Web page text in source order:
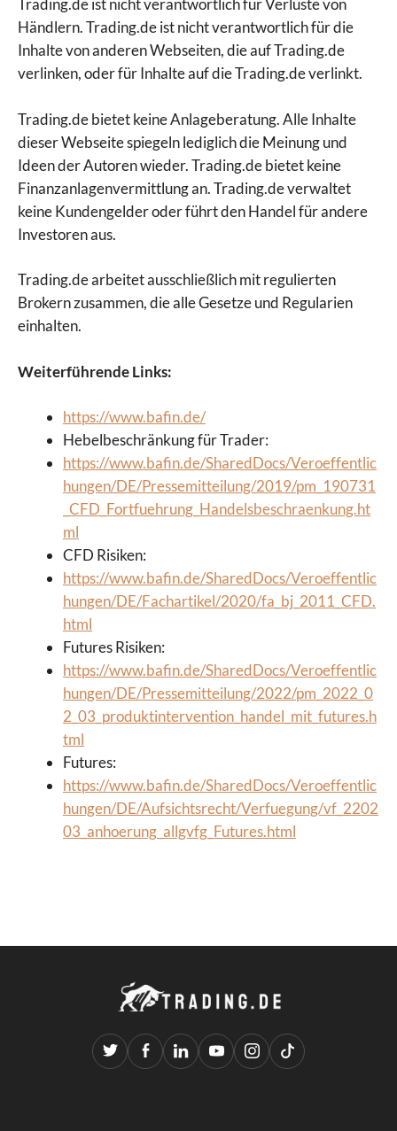
Trading.de ist nicht verantwortlich für Verluste von
Händlern. Trading.de ist nicht verantwortlich für die
Inhalte von anderen Webseiten, die auf Trading.de
verlinken, oder für Inhalte auf die Trading.de verlinkt.
Trading.de bietet keine Anlageberatung. Alle Inhalte
dieser Webseite spiegeln lediglich die Meinung und
Ideen der Autoren wieder. Trading.de bietet keine
Finanzanlagenvermittlung an. Trading.de verwaltet
keine Kundengelder oder führt den Handel für andere
Investoren aus.
Trading.de arbeitet ausschließlich mit regulierten
Brokern zusammen, die alle Gesetze und Regularien
einhalten.
Weiterführende Links:
https://www.bafin.de/
Hebelbeschränkung für Trader:
https://www.bafin.de/SharedDocs/Veroeffentlic
hungen/DE/Pressemitteilung/2019/pm_190731
_CFD_Fortfuehrung_Handelsbeschraenkung.ht
ml
CFD Risiken:
https://www.bafin.de/SharedDocs/Veroeffentlic
hungen/DE/Fachartikel/2020/fa_bj_2011_CFD.
html
Futures Risiken:
https://www.bafin.de/SharedDocs/Veroeffentlic
hungen/DE/Pressemitteilung/2022/pm_2022_0
2_03_produktintervention_handel_mit_futures.h
tml
Futures:
https://www.bafin.de/SharedDocs/Veroeffentlic
hungen/DE/Aufsichtsrecht/Verfuegung/vf_2202
03_anhoerung_allgvfg_Futures.html